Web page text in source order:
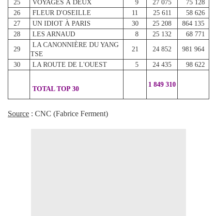
25
VOYAGES À DEUX 9 27 075
75 128
26
FLEUR D'OSEILLE 11 25 611
58 626
27
UN IDIOT À PARIS 30 25 208
864 135
28
LES ARNAUD 8 25 132 68 771
29
LA CANONNIÈRE DU YANG
TSE
21 24 852 981 964
30 LA ROUTE DE L'OUEST 5 24 435 98 622
TOTAL TOP 30
1 849 310
Source : CNC (Fabrice Ferment)